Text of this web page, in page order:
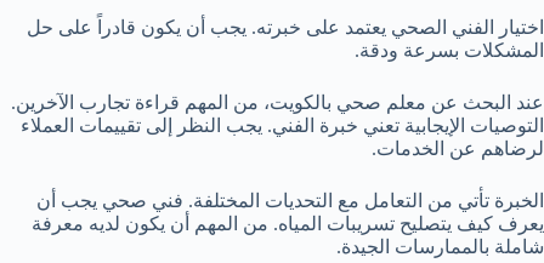
اختيار الفني الصحي يعتمد على خبرته. يجب أن يكون قادراً على حل
المشكلات بسرعة ودقة.
عند البحث عن معلم صحي بالكويت، من المهم قراءة تجارب الآخرين.
التوصيات الإيجابية تعني خبرة الفني. يجب النظر إلى تقييمات العملاء
لرضاهم عن الخدمات.
الخبرة تأتي من التعامل مع التحديات المختلفة. فني صحي يجب أن
يعرف كيف يتصليح تسريبات المياه. من المهم أن يكون لديه معرفة
شاملة بالممارسات الجيدة.